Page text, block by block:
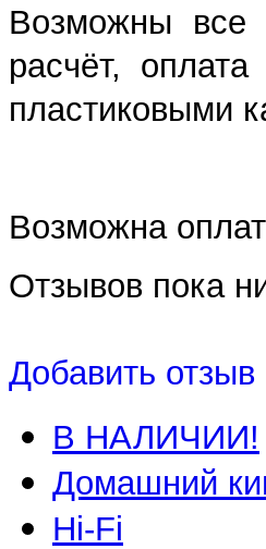
Возможны все
расчёт,
пластиковыми
Возможна
Отзывов пока
Добавить отзыв
В НАЛИЧИИ!
Домашний
Hi-Fi